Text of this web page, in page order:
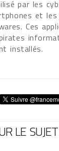
par les
et
Ces
installés.
LE SUJET